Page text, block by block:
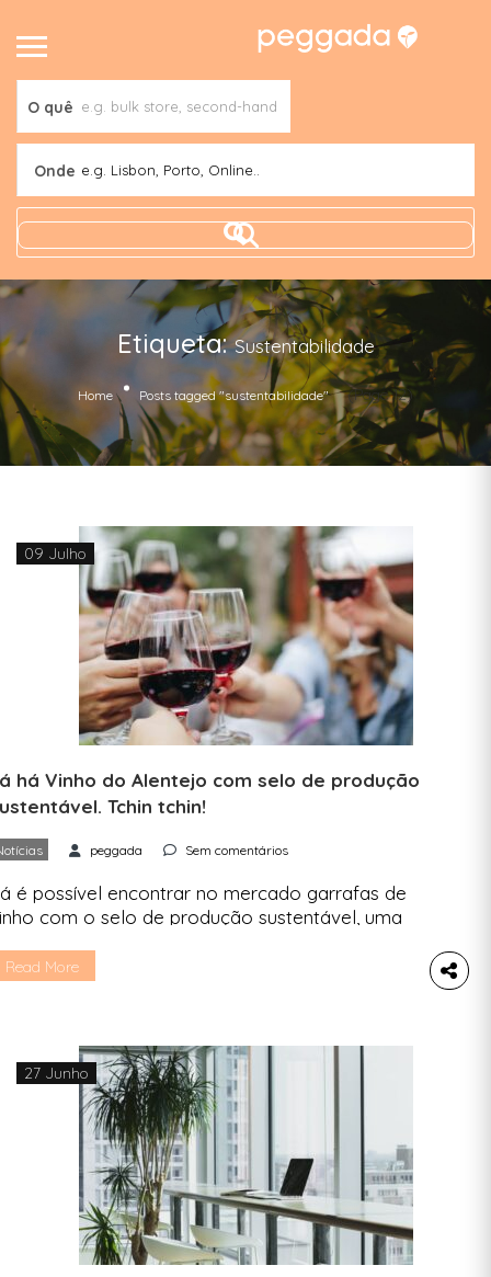
O quê
Onde e.g. Lisbon, Porto, Online..
Etiqueta:Sustentabilidade
Home Posts tagged "sustentabilidade" (Page 12)
09 Julho
há Vinho do Alentejo com selo de produção
Tchin tchin!
peggada Sem comentários
é possível encontrar no mercado garrafas de
com o selo de produção sustentável, uma
Comissão Vitivinícola Regional Alentejana
Vinhos do Alentejo (PSVA). O selo de
[…]
Read More
27 Junho